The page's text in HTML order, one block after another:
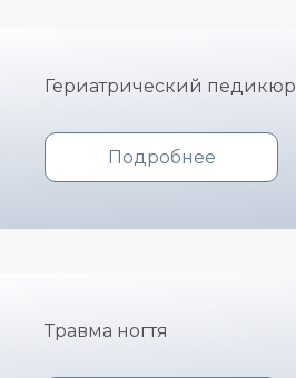
Гериатрический педикюр
Подробнее
Травма ногтя